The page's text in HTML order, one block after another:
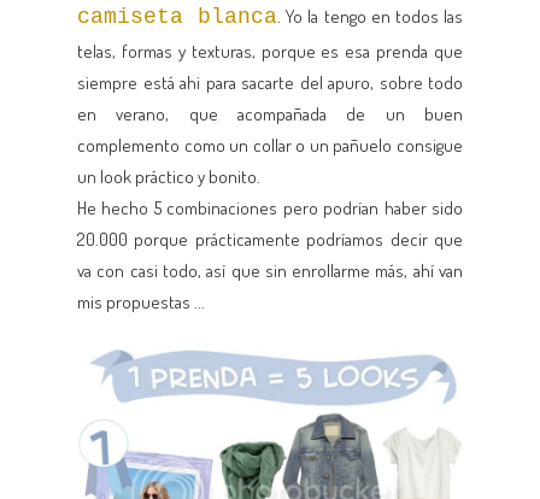
camiseta blanca. Yo la tengo en todos las
telas, formas y texturas, porque es esa prenda que
siempre está ahi para sacarte del apuro, sobre todo
en verano, que acompañada de un buen
complemento como un collar o un pañuelo consigue
un look práctico y bonito.
He hecho 5 combinaciones pero podrían haber sido
20.000 porque prácticamente podríamos decir que
va con casi todo, así que sin enrollarme más, ahí van
mis propuestas ...